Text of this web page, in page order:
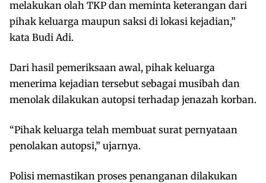
melakukan olah TKP dan meminta keterangan dari
pihak keluarga maupun saksi di lokasi kejadian,”
kata Budi Adi.
Dari hasil pemeriksaan awal, pihak keluarga
menerima kejadian tersebut sebagai musibah dan
menolak dilakukan autopsi terhadap jenazah korban.
“Pihak keluarga telah membuat surat pernyataan
penolakan autopsi,” ujarnya.
Polisi memastikan proses penanganan dilakukan